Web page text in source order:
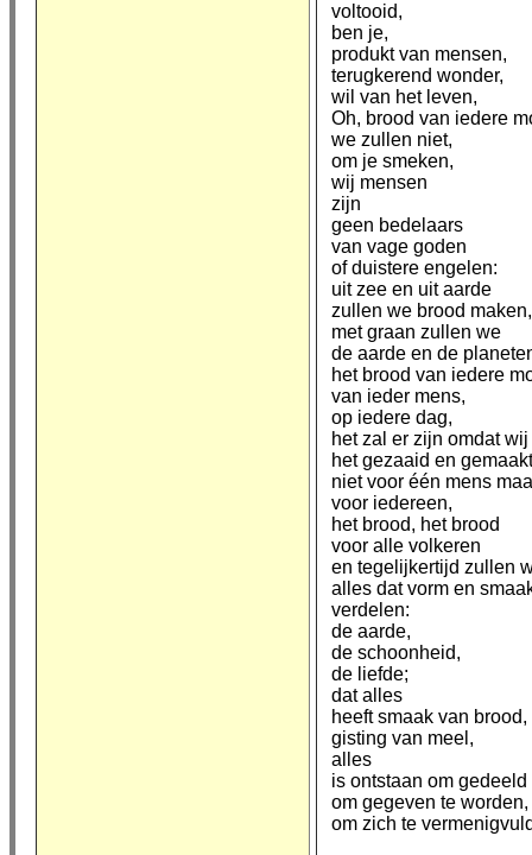
voltooid,
ben je,
produkt van mensen,
terugkerend wonder,
wil van het leven,
Oh, brood van iedere
we zullen niet,
om je smeken,
wij mensen
zijn
geen bedelaars
van vage goden
of duistere engelen:
uit zee en uit aarde
zullen we brood maken,
met graan zullen we
de aarde en de
het brood van iedere
van ieder mens,
op iedere dag,
het zal er zijn omdat wij
het gezaaid en
niet voor één mens
voor iedereen,
het brood, het brood
voor alle volkeren
en tegelijkertijd zullen
alles dat vorm en
verdelen:
de aarde,
de schoonheid,
de liefde;
dat alles
heeft smaak van brood,
gisting van meel,
alles
is ontstaan om
om gegeven te worden,
om zich te